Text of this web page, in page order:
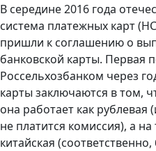
В середине 2016 года
система платежных карт
пришли к соглашению о
банковской карты. Первая
Россельхозбанком через
карты заключаются в том,
она работает как
не платится комиссия), а
китайская